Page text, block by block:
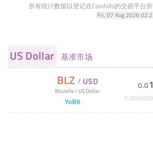
所有统计数据以登记在Coinhills的交易平台
Fri, 07 Aug 2026
US Dollar 基准市场
BLZ / USD
Bluzelle/ US Dollar
YoBit
0.0
0.